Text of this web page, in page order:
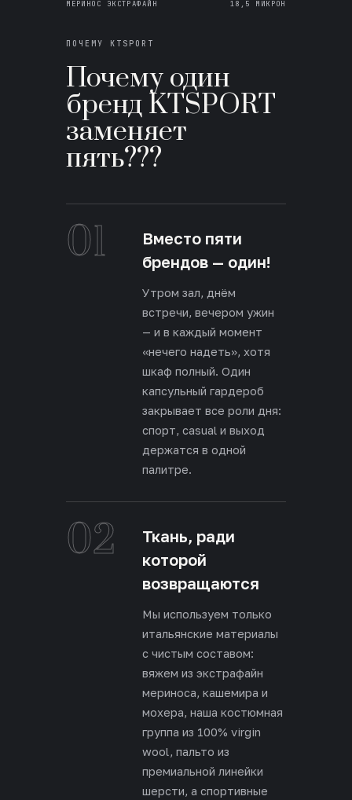
МЕРИНОС ЭКСТРАФАЙН 18,5 МИКРОН
ПОЧЕМУ KTSPORT
Почему один
бренд KTSPORT
заменяет
пять???
01
Вместо пяти
брендов — один!
Утром зал, днём
встречи, вечером ужин
— и в каждый момент
«нечего надеть», хотя
шкаф полный. Один
капсульный гардероб
закрывает все роли дня:
спорт, casual и выход
держатся в одной
палитре.
02
Ткань, ради
которой
возвращаются
Мы используем только
итальянские материалы
с чистым составом:
вяжем из экстрафайн
мериноса, кашемира и
мохера, наша костюмная
группа из 100% virgin
wool, пальто из
премиальной линейки
шерсти, а спортивные